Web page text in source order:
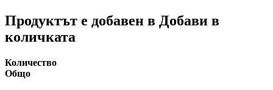
Продуктът е добавен в Добави в
количката
Количество
Общо